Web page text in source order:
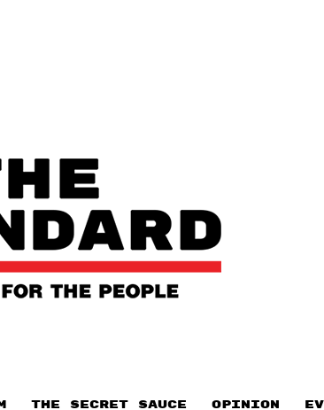
THE SECRET SAUCE​ OPINION